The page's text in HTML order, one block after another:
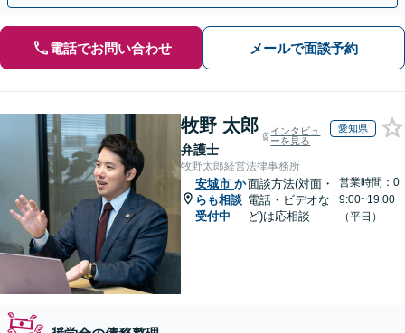
電話でお問い合わせ メールで面談予約
牧野 太郎
弁護士
インタビュ
ーを見る
愛知県
牧野太郎経営法律事務所
安城市 か
らも相談
受付中
面談方法(対面・
電話・ビデオな
ど)は応相談
営業時間：0
9:00~19:00
（平日）